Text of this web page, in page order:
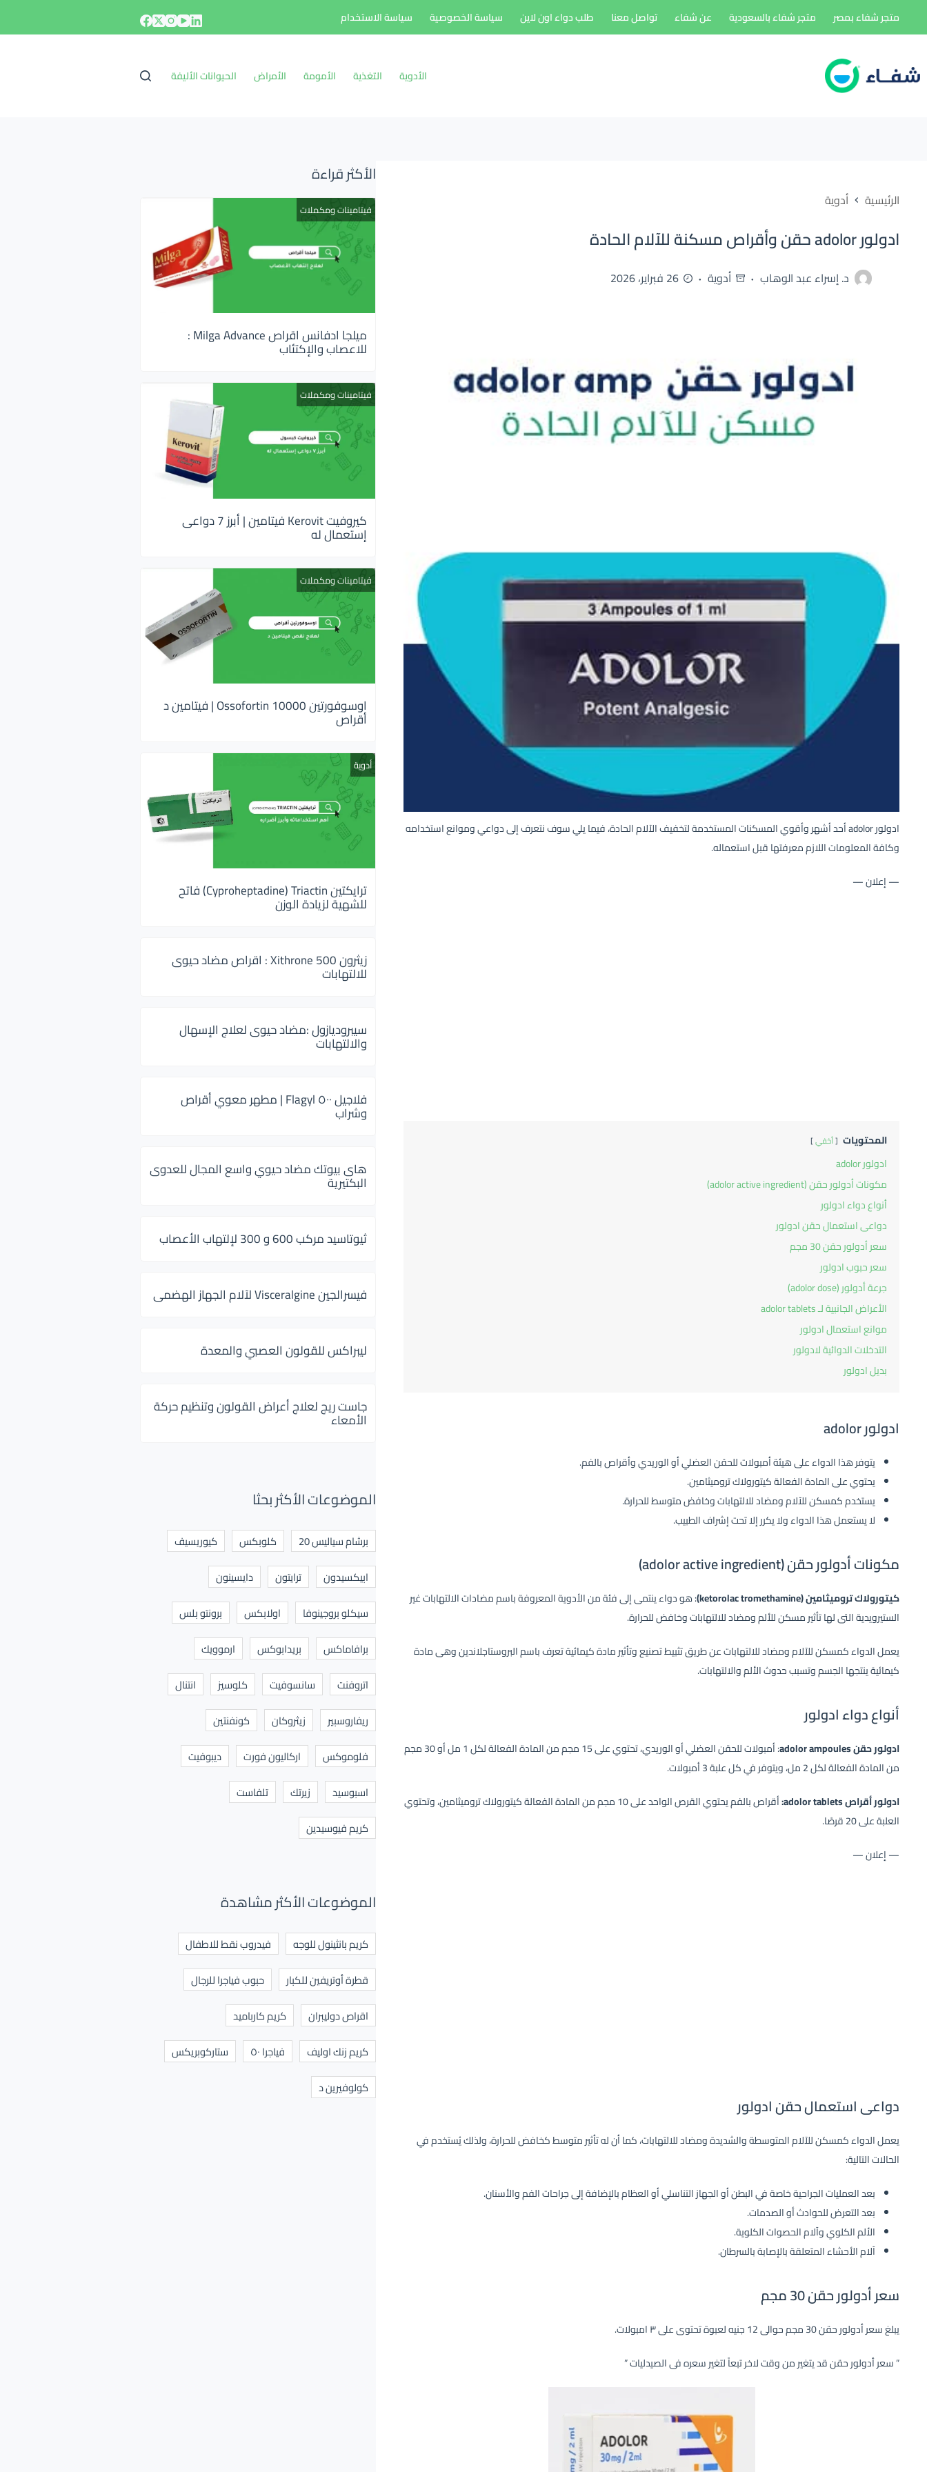
إلى
متجر شفاء بمصر متجر شفاء بالسعودية عن شفاء تواصل معنا طلب دواء اون لاين سياسة الخصوصية سياسة الاستخدام
الأدوية التغذية الأمومة الأمراض الحيوانات الأليفة
الرئيسية أدوية
ادولور adolor حقن وأقراص مسكنة للآلام الحادة
د. إسراء عبد الوهاب أدوية 26 فبراير، 2026
ادولور adolor أحد أشهر وأقوي المسكنات المستخدمة لتخفيف الآلام الحادة، فيما يلي سوف نتعرف إلى دواعي وموانع استخدامه
وكافة المعلومات اللازم معرفتها قبل استعماله.
— إعلان —
المحتويات أخفي
ادولور adolor
مكونات أدولور حقن (adolor active ingredient)
أنواع دواء ادولور
دواعى استعمال حقن ادولور
سعر أدولور حقن 30 مجم
سعر حبوب ادولور
جرعة أدولور (adolor dose)
الأعراض الجانبية لـ adolor tablets
موانع استعمال ادولور
التدخلات الدوائية لادولور
بديل ادولور
ادولور adolor
يتوفر هذا الدواء على هيئة أمبولات للحقن العضلي أو الوريدي وأقراص بالفم.
يحتوي على المادة الفعالة كيتورولاك تروميثامين.
يستخدم كمسكن للآلام ومضاد للالتهابات وخافض متوسط للحرارة.
لا يستعمل هذا الدواء ولا يكرر إلا تحت إشراف الطبيب.
مكونات أدولور حقن (adolor active ingredient)
كيتورولاك تروميثامين (ketorolac tromethamine)
: هو دواء ينتمى إلى فئة من الأدوية المعروفة باسم مضادات الالتهابات غير
الستيرويدية التى لها تأثير مسكن للألم ومضاد للالتهابات وخافض للحرارة.
يعمل الدواء كمسكن للآلام ومضاد للالتهابات عن طريق تثبيط تصنيع وتأثير مادة كيمائية تعرف باسم البروستاجلاندين وهى مادة
كيمائية ينتجها الجسم وتسبب حدوث الألم والالتهابات.
أنواع دواء ادولور
ادولور حقن adolor ampoules
: أمبولات للحقن العضلي أو الوريدي، تحتوي على 15 مجم من المادة الفعالة لكل 1 مل أو 30 مجم
من المادة الفعالة لكل 2 مل، ويتوفر في كل علبة 3 أمبولات.
ادولور أقراص adolor tablets:
أقراص بالفم يحتوي القرص الواحد على 10 مجم من المادة الفعالة كيتورولاك تروميثامين، وتحتوي
العلبة على 20 قرصًا.
— إعلان —
دواعى استعمال حقن ادولور
يعمل الدواء كمسكن للآلام المتوسطة والشديدة ومضاد للالتهابات، كما أن له تأثير متوسط كخافض للحرارة، ولذلك يُستخدم في
الحالات التالية:
بعد العمليات الجراحية خاصة في البطن أو الجهاز التناسلي أو العظام بالإضافة إلى جراحات الفم والأسنان.
بعد التعرض للحوادث أو الصدمات.
الألم الكلوي وآلام الحصوات الكلوية.
آلام الأحشاء المتعلقة بالإصابة بالسرطان.
سعر أدولور حقن 30 مجم
يبلغ سعر أدولور حقن 30 مجم حوالى 12 جنيه لعبوة تحتوى على ٣ امبولات.
” سعر أدولور حقن قد يتغير من وقت لاخر تبعاً لتغير سعره فى الصيدليات ”
الأكثر قراءة
فيتامينات ومكملات
ميلجا ادفانس اقراص Milga Advance :
للاعصاب والإكتئاب
فيتامينات ومكملات
كيروفيت Kerovit فيتامين | أبرز 7 دواعى
إستعمال له
فيتامينات ومكملات
اوسوفورتين 10000 Ossofortin | فيتامين د
أقراص
أدوية
ترايكتين Cyproheptadine) Triactin) فاتح
للشهية لزيادة الوزن
زيثرون 500 Xithrone : اقراص مضاد حيوى
للالتهابات
سيبروديازول :مضاد حيوى لعلاج الإسهال
والالتهابات
فلاجيل ٥٠٠ Flagyl | مطهر معوي أقراص
وشراب
هاى بيوتك مضاد حيوي واسع المجال للعدوى
البكتيرية
ثيوتاسيد مركب 600 و 300 لإلتهاب الأعصاب
فيسرالجين Visceralgine لآلام الجهاز الهضمى
ليبراكس للقولون العصبي والمعدة
جاست ريج لعلاج أعراض القولون وتنظيم حركة
الأمعاء
الموضوعات الأكثر بحثا
برشام سياليس 20 كلوبكس
كيوريسيف
ابيكسيدون
ترايتون
دايسينون
سيكلو بروجينوفا
اولابكس
برونتو بلس
برافاماكس
بريدابوكس
ارموويك
اتروفنت
سانسوفيت كلوسيز
انتنال
ريفاروسبير
زيثروكان
كونفنتين
فلوموكس
اركاليون فورت
ديبوفيت
اسبوسيد
زيرتك
تلفاست
كريم فيوسيدين
الموضوعات الأكثر مشاهدة
كريم بانثينول للوجه
فيدروب نقط للاطفال
قطرة أوتريفين للكبار
حبوب فياجرا للرجال
اقراص دوليبران
كريم كارباميد
كريم زنك اوليف
فياجرا ٥٠
ستاركوبريكس
كولوفيرين د